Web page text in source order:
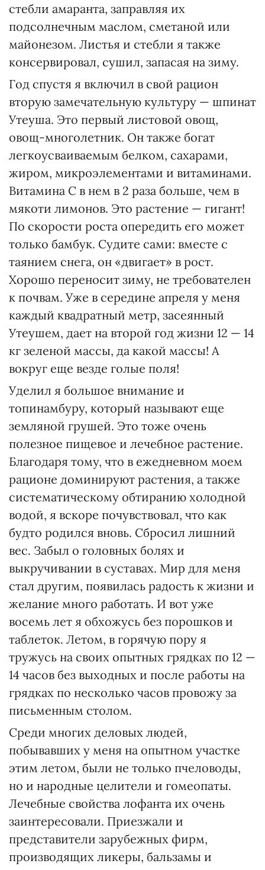
стебли амаранта, заправляя их
подсолнечным маслом, сметаной или
майонезом. Листья и стебли я также
консервировал, сушил, запасая на зиму.
Год спустя я включил в свой рацион
вторую замечательную культуру — шпинат
Утеуша. Это первый листовой овощ,
овощ-многолетник. Он также богат
легкоусваиваемым белком, сахарами,
жиром, микроэлементами и витаминами.
Витамина С в нем в 2 раза больше, чем в
мякоти лимонов. Это растение — гигант!
По скорости роста опередить его может
только бамбук. Судите сами: вместе с
таянием снега, он «двигает» в рост.
Хорошо переносит зиму, не требователен
к почвам. Уже в середине апреля у меня
каждый квадратный метр, засеянный
Утеушем, дает на второй год жизни 12 — 14
кг зеленой массы, да какой массы! А
вокруг еще везде голые поля!
Уделил я большое внимание и
топинамбуру, который называют еще
земляной грушей. Это тоже очень
полезное пищевое и лечебное растение.
Благодаря тому, что в ежедневном моем
рационе доминируют растения, а также
систематическому обтиранию холодной
водой, я вскоре почувствовал, что как
будто родился вновь. Сбросил лишний
вес. Забыл о головных болях и
выкручивании в суставах. Мир для меня
стал другим, появилась радость к жизни и
желание много работать. И вот уже
восемь лет я обхожусь без порошков и
таблеток. Летом, в горячую пору я
тружусь на своих опытных грядках по 12 —
14 часов без выходных и после работы на
грядках по несколько часов провожу за
письменным столом.
Среди многих деловых людей,
побывавших у меня на опытном участке
этим летом, были не только пчеловоды,
но и народные целители и гомеопаты.
Лечебные свойства лофанта их очень
заинтересовали. Приезжали и
представители зарубежных фирм,
производящих ликеры, бальзамы и